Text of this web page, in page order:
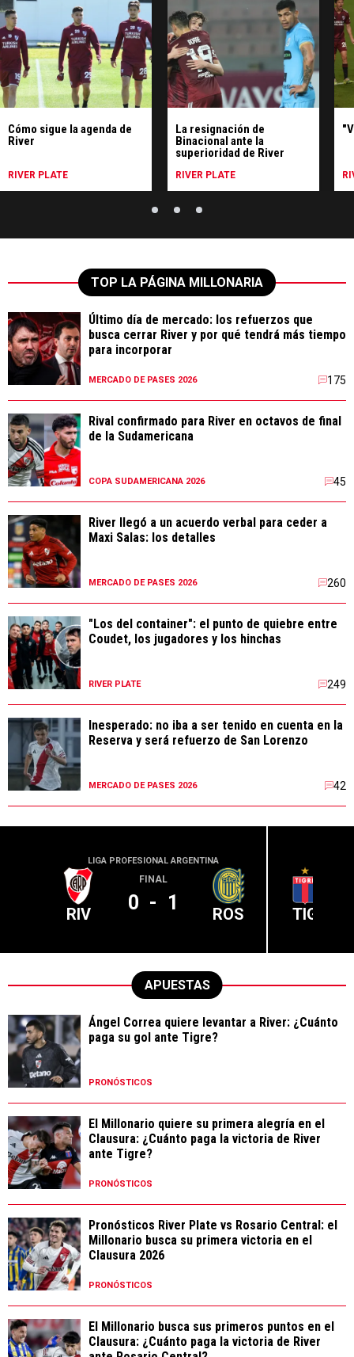
Cómo sigue la agenda de
River
RIVER PLATE
La resignación de
Binacional ante la
superioridad de River
RIVER PLATE
TOP LA PÁGINA MILLONARIA
Último día de mercado: los refuerzos que
busca cerrar River y por qué tendrá más tiempo
para incorporar
MERCADO DE PASES 2026 175
Rival confirmado para River en octavos de final
de la Sudamericana
COPA SUDAMERICANA 2026 45
River llegó a un acuerdo verbal para ceder a
Maxi Salas: los detalles
MERCADO DE PASES 2026 260
"Los del container": el punto de quiebre entre
Coudet, los jugadores y los hinchas
RIVER PLATE 249
Inesperado: no iba a ser tenido en cuenta en la
Reserva y será refuerzo de San Lorenzo
MERCADO DE PASES 2026 42
LIGA PROFESIONAL ARGENTINA
RIV
FINAL
0 - 1 ROS TIG
APUESTAS
Ángel Correa quiere levantar a River: ¿Cuánto
paga su gol ante Tigre?
PRONÓSTICOS
El Millonario quiere su primera alegría en el
Clausura: ¿Cuánto paga la victoria de River
ante Tigre?
PRONÓSTICOS
Pronósticos River Plate vs Rosario Central: el
Millonario busca su primera victoria en el
Clausura 2026
PRONÓSTICOS
El Millonario busca sus primeros puntos en el
Clausura: ¿Cuánto paga la victoria de River